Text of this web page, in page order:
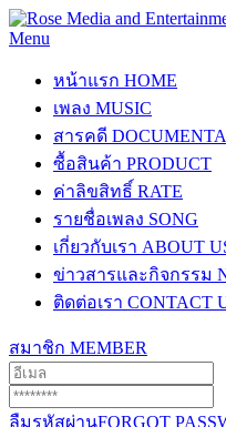
Menu
หน้าแรก HOME
เพลง MUSIC
สารคดี
ซื้อสินค้า PRODUCT
ค่าลิขสิทธิ์ RATE
รายชื่อเพลง SONG
เกี่ยวกับเรา ABOUT
ข่าวสารและกิจกรรม
ติดต่อเรา CONTACT
สมาชิก MEMBER
ลืมรหัสผ่านFORGOT